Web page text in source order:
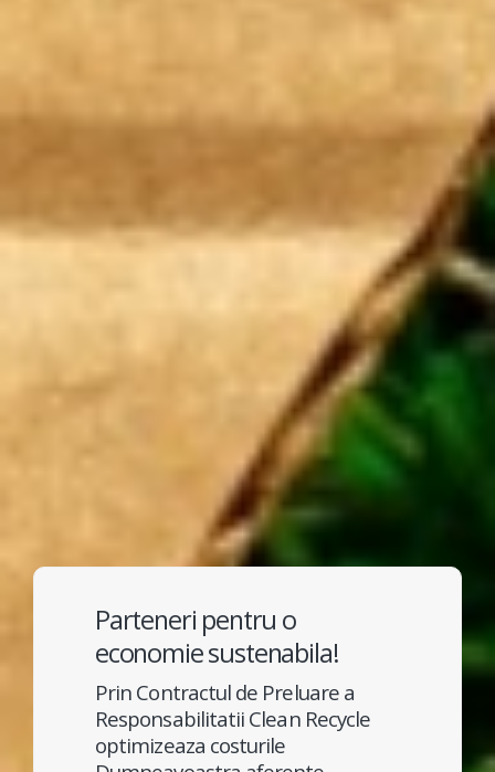
Parteneri pentru o
economie sustenabila!
Prin Contractul de Preluare a
Responsabilitatii Clean Recycle
optimizeaza costurile